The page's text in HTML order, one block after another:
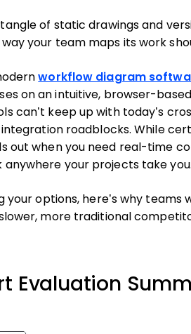
of static drawings and
your team maps its work
workflow diagram
on an intuitive, browser-
can’t keep up with today’s
roadblocks. While
out when you need real-time
your projects take you.
your options, here’s why
more traditional
Evaluation